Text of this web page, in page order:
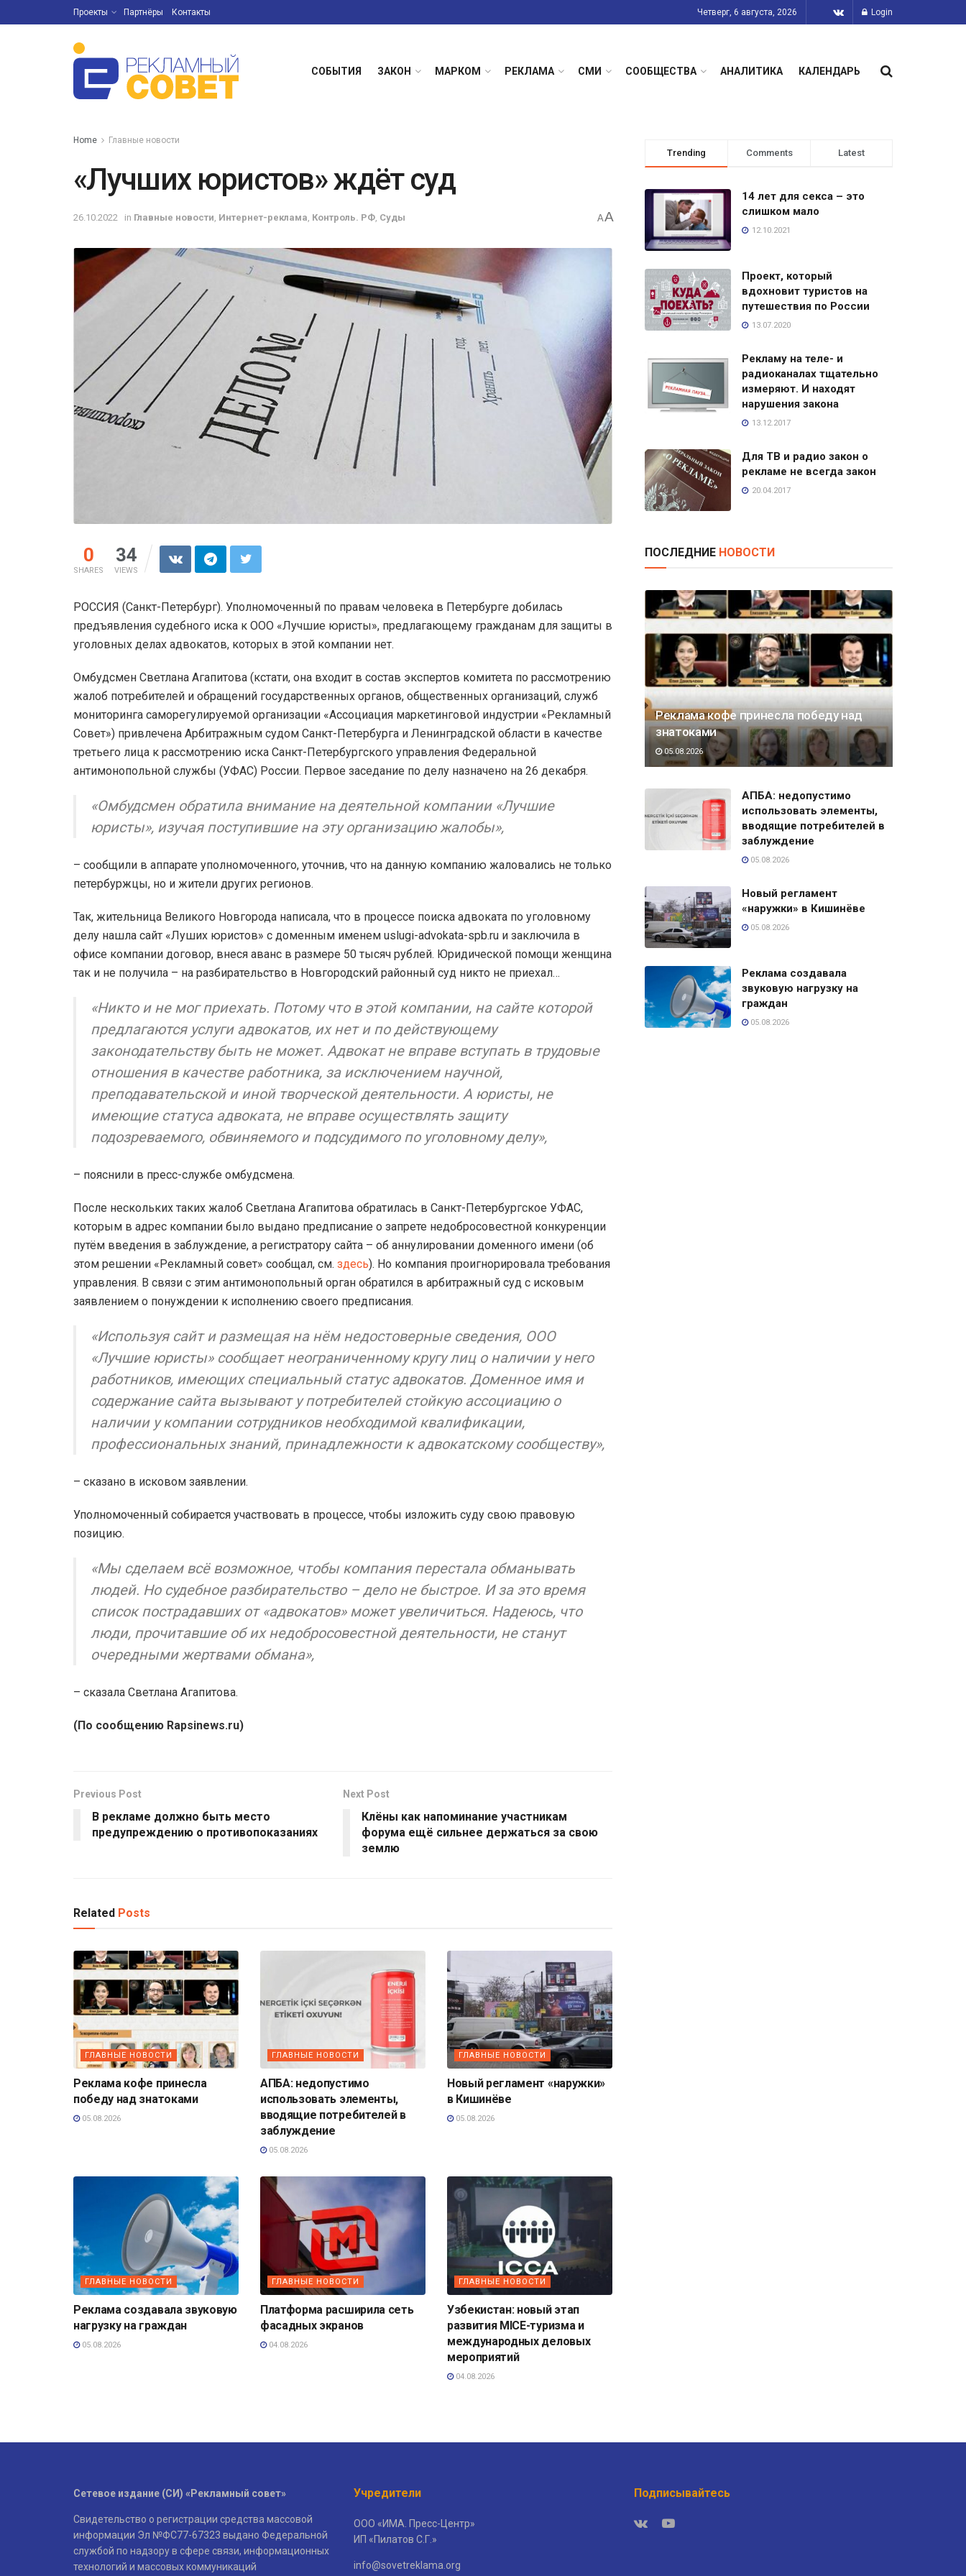
Проекты Партнёры Контакты Четверг, 6 августа, 2026 Login
СОБЫТИЯ ЗАКОН МАРКОМ РЕКЛАМА СМИ СООБЩЕСТВА АНАЛИТИКА КАЛЕНДАРЬ
Home Главные новости
«Лучших юристов» ждёт суд
26.10.2022 in Главные новости Интернет-реклама Контроль. РФ Суды AA
0
SHARES
34
VIEWS
РОССИЯ (Санкт-Петербург). Уполномоченный по правам человека в Петербурге добилась
предъявления судебного иска к ООО «Лучшие юристы», предлагающему гражданам для защиты в
уголовных делах адвокатов, которых в этой компании нет.
Омбудсмен Светлана Агапитова (кстати, она входит в состав экспертов комитета по рассмотрению
жалоб потребителей и обращений государственных органов, общественных организаций, служб
мониторинга саморегулируемой организации «Ассоциация маркетинговой индустрии «Рекламный
Совет») привлечена Арбитражным судом Санкт-Петербурга и Ленинградской области в качестве
третьего лица к рассмотрению иска Санкт-Петербургского управления Федеральной
антимонопольной службы (УФАС) России. Первое заседание по делу назначено на 26 декабря.
«Омбудсмен обратила внимание на деятельной компании «Лучшие
юристы», изучая поступившие на эту организацию жалобы»,
– сообщили в аппарате уполномоченного, уточнив, что на данную компанию жаловались не только
петербуржцы, но и жители других регионов.
Так, жительница Великого Новгорода написала, что в процессе поиска адвоката по уголовному
делу нашла сайт «Луших юристов» с доменным именем uslugi-advokata-spb.ru и заключила в
офисе компании договор, внеся аванс в размере 50 тысяч рублей. Юридической помощи женщина
так и не получила – на разбирательство в Новгородский районный суд никто не приехал…
«Никто и не мог приехать. Потому что в этой компании, на сайте которой
предлагаются услуги адвокатов, их нет и по действующему
законодательству быть не может. Адвокат не вправе вступать в трудовые
отношения в качестве работника, за исключением научной,
преподавательской и иной творческой деятельности. А юристы, не
имеющие статуса адвоката, не вправе осуществлять защиту
подозреваемого, обвиняемого и подсудимого по уголовному делу»,
– пояснили в пресс-службе омбудсмена.
После нескольких таких жалоб Светлана Агапитова обратилась в Санкт-Петербургское УФАС,
которым в адрес компании было выдано предписание о запрете недобросовестной конкуренции
путём введения в заблуждение, а регистратору сайта – об аннулировании доменного имени (об
этом решении «Рекламный совет» сообщал, см. здесь). Но компания проигнорировала требования
управления. В связи с этим антимонопольный орган обратился в арбитражный суд с исковым
заявлением о понуждении к исполнению своего предписания.
«Используя сайт и размещая на нём недостоверные сведения, ООО
«Лучшие юристы» сообщает неограниченному кругу лиц о наличии у него
работников, имеющих специальный статус адвокатов. Доменное имя и
содержание сайта вызывают у потребителей стойкую ассоциацию о
наличии у компании сотрудников необходимой квалификации,
профессиональных знаний, принадлежности к адвокатскому сообществу»,
– сказано в исковом заявлении.
Уполномоченный собирается участвовать в процессе, чтобы изложить суду свою правовую
позицию.
«Мы сделаем всё возможное, чтобы компания перестала обманывать
людей. Но судебное разбирательство – дело не быстрое. И за это время
список пострадавших от «адвокатов» может увеличиться. Надеюсь, что
люди, прочитавшие об их недобросовестной деятельности, не станут
очередными жертвами обмана»,
– сказала Светлана Агапитова.
(По сообщению Rapsinews.ru)
Previous Post
В рекламе должно быть место
предупреждению о противопоказаниях
Next Post
Клёны как напоминание участникам
форума ещё сильнее держаться за свою
землю
Related Posts
ГЛАВНЫЕ НОВОСТИ
Реклама кофе принесла
победу над знатоками
05.08.2026
ГЛАВНЫЕ НОВОСТИ
АПБА: недопустимо
использовать элементы,
вводящие потребителей в
заблуждение
05.08.2026
ГЛАВНЫЕ НОВОСТИ
Новый регламент «наружки»
в Кишинёве
05.08.2026
ГЛАВНЫЕ НОВОСТИ
Реклама создавала звуковую
нагрузку на граждан
05.08.2026
ГЛАВНЫЕ НОВОСТИ
Платформа расширила сеть
фасадных экранов
04.08.2026
ГЛАВНЫЕ НОВОСТИ
Узбекистан: новый этап
развития MICE-туризма и
международных деловых
мероприятий
04.08.2026
Trending Comments Latest
14 лет для секса – это
слишком мало
12.10.2021
Проект, который
вдохновит туристов на
путешествия по России
13.07.2020
Рекламу на теле- и
радиоканалах тщательно
измеряют. И находят
нарушения закона
13.12.2017
Для ТВ и радио закон о
рекламе не всегда закон
20.04.2017
ПОСЛЕДНИЕ НОВОСТИ
Реклама кофе принесла победу над
знатоками
05.08.2026
АПБА: недопустимо
использовать элементы,
вводящие потребителей в
заблуждение
05.08.2026
Новый регламент
«наружки» в Кишинёве
05.08.2026
Реклама создавала
звуковую нагрузку на
граждан
05.08.2026
Сетевое издание (СИ) «Рекламный совет»
Свидетельство о регистрации средства массовой
информации Эл №ФС77-67323 выдано Федеральной
службой по надзору в сфере связи, информационных
технологий и массовых коммуникаций
Учредители
ООО «ИМА. Пресс-Центр»
ИП «Пилатов С.Г.»
info@sovetreklama.org
Подписывайтесь